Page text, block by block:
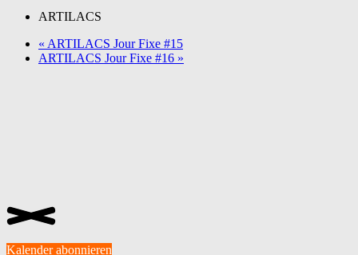
ARTILACS
« ARTILACS Jour Fixe #15
ARTILACS Jour Fixe #16 »
Kalender abonnieren